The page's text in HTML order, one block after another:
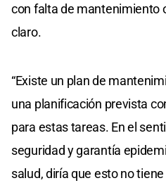
con falta de mantenimiento
claro.
“Existe un plan de
una planificación prevista
para estas tareas. En el
seguridad y garantía
salud, diría que esto no